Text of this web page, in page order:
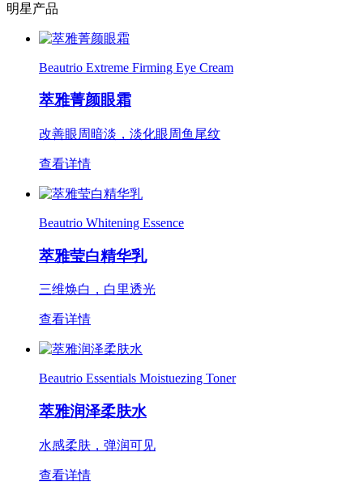
明星产品
Beautrio Extreme Firming Eye Cream
萃雅菁颜眼霜
改善眼周暗淡，淡化眼周鱼尾纹
查看详情
Beautrio Whitening Essence
萃雅莹白精华乳
三维焕白，白里透光
查看详情
Beautrio Essentials Moistuezing Toner
萃雅润泽柔肤水
水感柔肤，弹润可见
查看详情